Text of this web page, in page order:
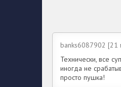
banks6087902 [21
Технически, все
иногда не
просто пушка!